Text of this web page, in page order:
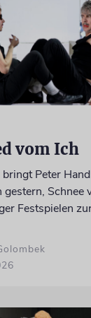
vom Ich
Peter
gestern, Schnee
Festspielen